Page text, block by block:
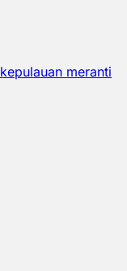
kepulauan meranti